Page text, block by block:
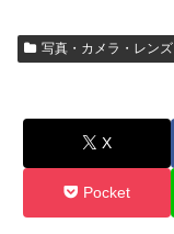
写真・カメラ・レンズ
X
Pocket